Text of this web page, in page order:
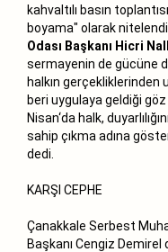
kahvaltılı basın
boyama" olarak
Odası Başkanı Hicri
sermayenin de gücüne
halkın gerçekliklerinden
beri uygulaya geldiği
Nisan‘da halk,
sahip çıkma adına
dedi.
KARŞI CEPHE
Çanakkale Serbest
Başkanı Cengiz Demirel